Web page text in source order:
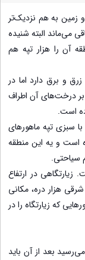
زمین به هم نزدیک‌تر
می‌ماند البته شنیده
آن را هزار تپه هم
و برق دارد اما در
درخت‌های آن اطراف
است.
سبزی تپه ماهورهای
است و یه این منطقه
سیاحتی.
زیارتگاهی در ارتفاع
هزار دره، مکانی
که زیارتگاه را در
بعد از آن باید